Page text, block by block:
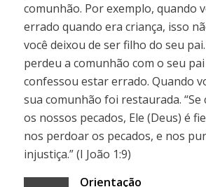
comunhão. Por exemplo, quando
errado quando era criança, isso
você deixou de ser filho do seu
perdeu a comunhão com o seu
confessou estar errado. Quando
sua comunhão foi restaurada.
os nossos pecados, Ele (Deus) é
nos perdoar os pecados, e nos
injustiça.” (I João 1:9)
Orientação